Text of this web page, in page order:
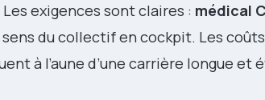
exigences sont claires : médical
du collectif en cockpit. Les coûts
à l’aune d’une carrière longue et